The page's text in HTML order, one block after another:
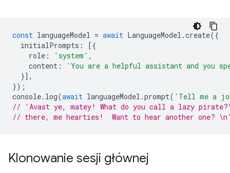
const languageModel = await LanguageModel .create({
initialPrompts :
[{
role : 'system' ,
content :
'You are a helpful assistant and you
}],
});
console. log(await languageModel .prompt( 'Tell me a
// 'Avast ye, matey! What do you call a lazy
// there, me hearties!  Want to hear another one?
Klonowanie sesji głównej